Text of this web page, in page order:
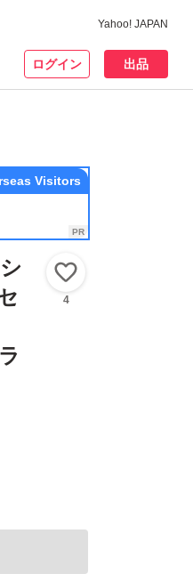
Yahoo! JAPAN
ログイン 出品
Visitors
4